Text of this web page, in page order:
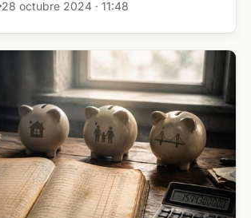
28 octubre 2024 · 11:48